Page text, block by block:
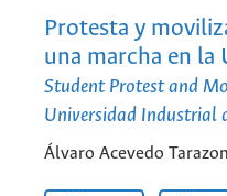
Protesta y
una marcha en la
Student Protest and
Universidad Industrial
Álvaro Acevedo